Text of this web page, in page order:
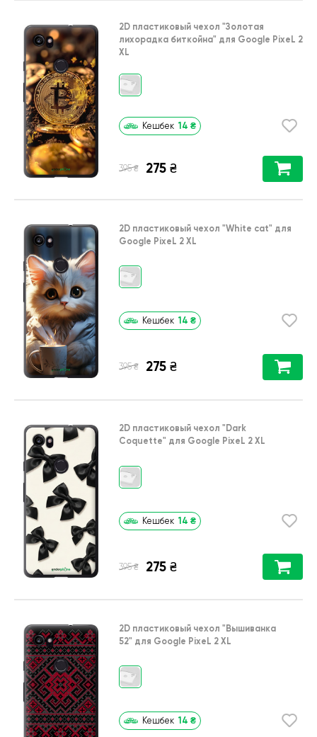
2D пластиковый чехол "Золотая
лихорадка биткойна" для Google PixeL 2
XL
Кешбек 14 ₴
395 ₴ 275 ₴
2D пластиковый чехол "White cat" для
Google PixeL 2 XL
Кешбек 14 ₴
395 ₴ 275 ₴
2D пластиковый чехол "Dark
Coquette" для Google PixeL 2 XL
Кешбек 14 ₴
395 ₴ 275 ₴
2D пластиковый чехол "Вышиванка
52" для Google PixeL 2 XL
Кешбек 14 ₴